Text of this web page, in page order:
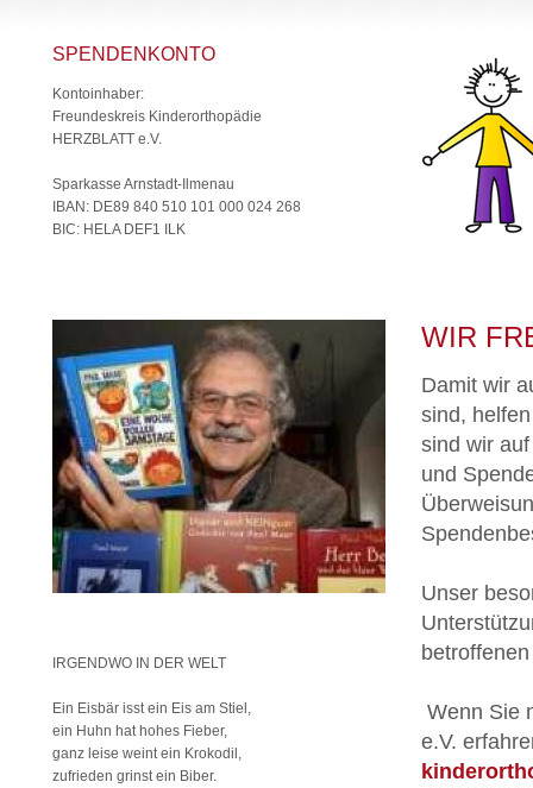
SPENDENKONTO
Kontoinhaber:
Freundeskreis Kinderorthopädie
HERZBLATT e.V.
Sparkasse Arnstadt-Ilmenau
IBAN: DE89 840 510 101 000 024 268
BIC: HELA DEF1 ILK
IRGENDWO IN DER WELT
Ein Eisbär isst ein Eis am Stiel,
ein Huhn hat hohes Fieber,
ganz leise weint ein Krokodil,
zufrieden grinst ein Biber.
WIR
Damit wir
sind,
sind wir
und
Unser
Wenn Sie
e.V.